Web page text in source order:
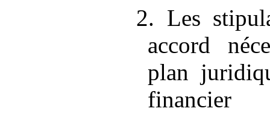
2. Les
accord
plan
financier